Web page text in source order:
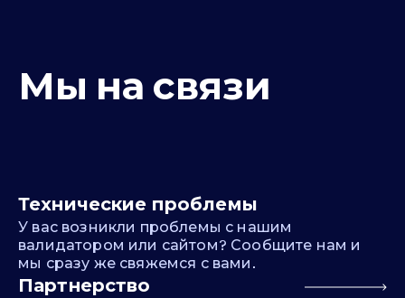
Мы на связи
Технические проблемы
У вас возникли проблемы с нашим
валидатором или сайтом? Сообщите нам и
мы сразу же свяжемся с вами.
Партнерство